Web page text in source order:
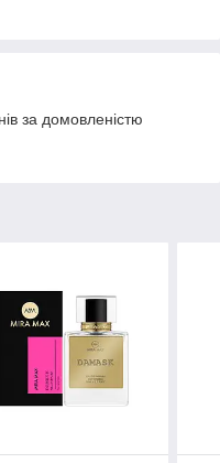
за домовленістю